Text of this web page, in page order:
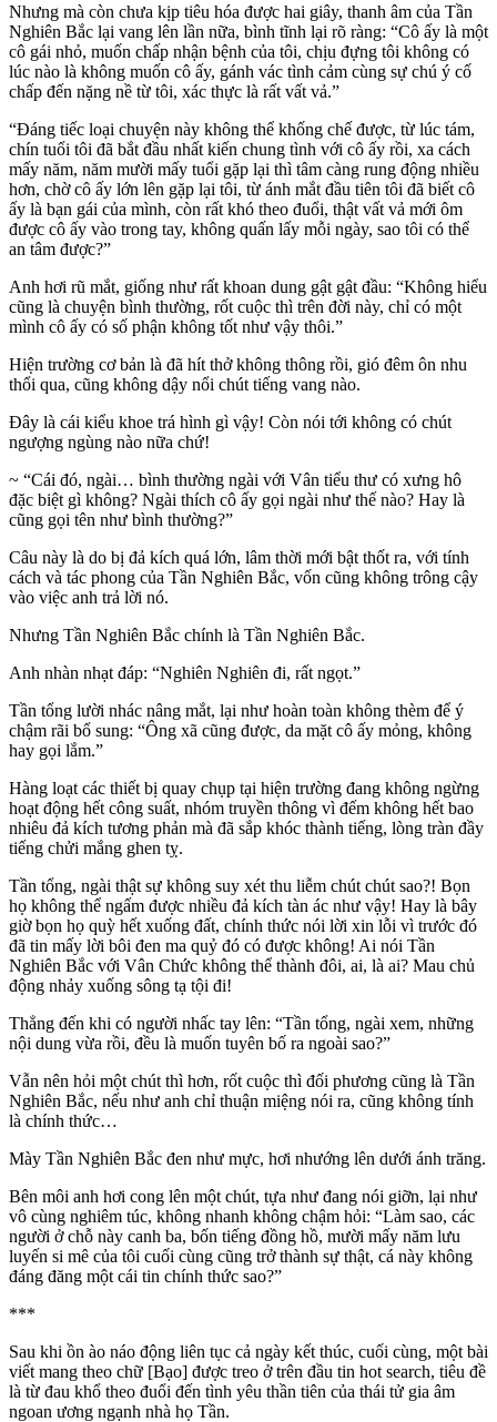
Nhưng mà còn chưa kịp tiêu hóa được hai giây, thanh âm của Tần
Nghiên Bắc lại vang lên lần nữa, bình tĩnh lại rõ ràng: “Cô ấy là một
cô gái nhỏ, muốn chấp nhận bệnh của tôi, chịu đựng tôi không có
lúc nào là không muốn cô ấy, gánh vác tình cảm cùng sự chú ý cố
chấp đến nặng nề từ tôi, xác thực là rất vất vả.”
“Đáng tiếc loại chuyện này không thể khống chế được, từ lúc tám,
chín tuổi tôi đã bắt đầu nhất kiến chung tình với cô ấy rồi, xa cách
mấy năm, năm mười mấy tuổi gặp lại thì tâm càng rung động nhiều
hơn, chờ cô ấy lớn lên gặp lại tôi, từ ánh mắt đầu tiên tôi đã biết cô
ấy là bạn gái của mình, còn rất khó theo đuổi, thật vất vả mới ôm
được cô ấy vào trong tay, không quấn lấy mỗi ngày, sao tôi có thể
an tâm được?”
Anh hơi rũ mắt, giống như rất khoan dung gật gật đầu: “Không hiểu
cũng là chuyện bình thường, rốt cuộc thì trên đời này, chỉ có một
mình cô ấy có số phận không tốt như vậy thôi.”
Hiện trường cơ bản là đã hít thở không thông rồi, gió đêm ôn nhu
thổi qua, cũng không dậy nổi chút tiếng vang nào.
Đây là cái kiểu khoe trá hình gì vậy! Còn nói tới không có chút
ngượng ngùng nào nữa chứ!
~ “Cái đó, ngài… bình thường ngài với Vân tiểu thư có xưng hô
đặc biệt gì không? Ngài thích cô ấy gọi ngài như thế nào? Hay là
cũng gọi tên như bình thường?”
Câu này là do bị đả kích quá lớn, lâm thời mới bật thốt ra, với tính
cách và tác phong của Tần Nghiên Bắc, vốn cũng không trông cậy
vào việc anh trả lời nó.
Nhưng Tần Nghiên Bắc chính là Tần Nghiên Bắc.
Anh nhàn nhạt đáp: “Nghiên Nghiên đi, rất ngọt.”
Tần tổng lười nhác nâng mắt, lại như hoàn toàn không thèm để ý
chậm rãi bổ sung: “Ông xã cũng được, da mặt cô ấy mỏng, không
hay gọi lắm.”
Hàng loạt các thiết bị quay chụp tại hiện trường đang không ngừng
hoạt động hết công suất, nhóm truyền thông vì đếm không hết bao
nhiêu đả kích tương phản mà đã sắp khóc thành tiếng, lòng tràn đầy
tiếng chửi mắng ghen tỵ.
Tần tổng, ngài thật sự không suy xét thu liễm chút chút sao?! Bọn
họ không thể ngấm được nhiều đả kích tàn ác như vậy! Hay là bây
giờ bọn họ quỳ hết xuống đất, chính thức nói lời xin lỗi vì trước đó
đã tin mấy lời bôi đen ma quỷ đó có được không! Ai nói Tần
Nghiên Bắc với Vân Chức không thể thành đôi, ai, là ai? Mau chủ
động nhảy xuống sông tạ tội đi!
Thẳng đến khi có người nhấc tay lên: “Tần tổng, ngài xem, những
nội dung vừa rồi, đều là muốn tuyên bố ra ngoài sao?”
Vẫn nên hỏi một chút thì hơn, rốt cuộc thì đối phương cũng là Tần
Nghiên Bắc, nếu như anh chỉ thuận miệng nói ra, cũng không tính
là chính thức…
Mày Tần Nghiên Bắc đen như mực, hơi nhướng lên dưới ánh trăng.
Bên môi anh hơi cong lên một chút, tựa như đang nói giỡn, lại như
vô cùng nghiêm túc, không nhanh không chậm hỏi: “Làm sao, các
người ở chỗ này canh ba, bốn tiếng đồng hồ, mười mấy năm lưu
luyến si mê của tôi cuối cùng cũng trở thành sự thật, cá này không
đáng đăng một cái tin chính thức sao?”
***
Sau khi ồn ào náo động liên tục cả ngày kết thúc, cuối cùng, một bài
viết mang theo chữ [Bạo] được treo ở trên đầu tin hot search, tiêu đề
là từ đau khổ theo đuổi đến tình yêu thần tiên của thái tử gia âm
ngoan ương ngạnh nhà họ Tần.